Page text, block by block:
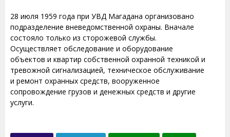
28 июля 1959 года при УВД Магадана организовано
подразделение вневедомственной охраны. Вначале
состояло только из сторожевой службы.
Осуществляет обследование и оборудование
объектов и квартир собственной охранной техникой и
тревожной сигнализацией, техническое обслуживание
и ремонт охранных средств, вооруженное
сопровождение грузов и денежных средств и другие
услуги.